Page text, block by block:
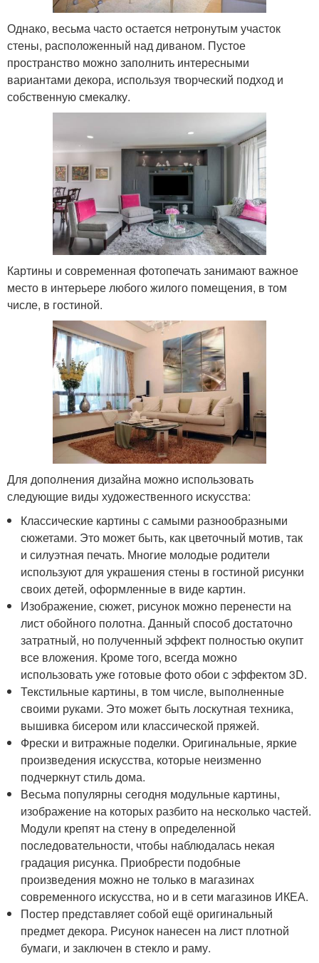
Однако, весьма часто остается нетронутым участок
стены, расположенный над диваном. Пустое
пространство можно заполнить интересными
вариантами декора, используя творческий подход и
собственную смекалку.
Картины и современная фотопечать занимают важное
место в интерьере любого жилого помещения, в том
числе, в гостиной.
Для дополнения дизайна можно использовать
следующие виды художественного искусства:
Классические картины с самыми разнообразными
сюжетами. Это может быть, как цветочный мотив, так
и силуэтная печать. Многие молодые родители
используют для украшения стены в гостиной рисунки
своих детей, оформленные в виде картин.
Изображение, сюжет, рисунок можно перенести на
лист обойного полотна. Данный способ достаточно
затратный, но полученный эффект полностью окупит
все вложения. Кроме того, всегда можно
использовать уже готовые фото обои с эффектом 3D.
Текстильные картины, в том числе, выполненные
своими руками. Это может быть лоскутная техника,
вышивка бисером или классической пряжей.
Фрески и витражные поделки. Оригинальные, яркие
произведения искусства, которые неизменно
подчеркнут стиль дома.
Весьма популярны сегодня модульные картины,
изображение на которых разбито на несколько частей.
Модули крепят на стену в определенной
последовательности, чтобы наблюдалась некая
градация рисунка. Приобрести подобные
произведения можно не только в магазинах
современного искусства, но и в сети магазинов ИКЕА.
Постер представляет собой ещё оригинальный
предмет декора. Рисунок нанесен на лист плотной
бумаги, и заключен в стекло и раму.